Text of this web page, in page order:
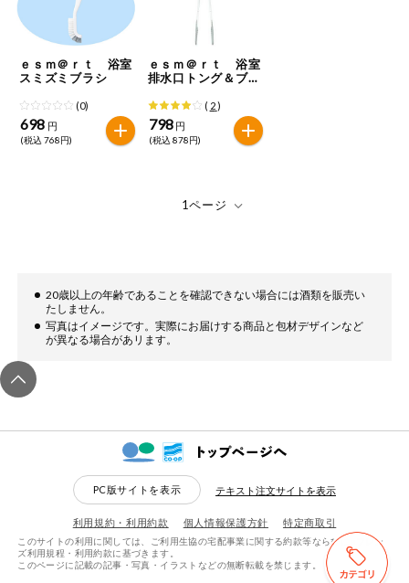
サプリメン
ト・栄養補助
食品
アレルゲン対
応
エシカル
年間登録米
リセットする 検索する
ｅｓｍ＠ｒｔ 浴室
スミズミブラシ
(0)
698 円
(税込 768円)
ｅｓｍ＠ｒｔ 浴室
排水口トング＆ブラ
( 2)
798 円
(税込 878円)
20歳以上の年齢であることを確認できない場合には酒類を販売い
たしません。
写真はイメージです。実際にお届けする商品と包材デザインなど
が異なる場合があリます。
PC版サイトを表示 テキスト注文サイトを表示
利用規約・利用約款 個人情報保護方針 特定商取引
このサイトの利用に関しては、ご利用生協の宅配事業に関する約款等ならびにeフレン
ズ利用規程・利用約款に基づきます。
このページに記載の記事・写真・イラストなどの無断転載を禁じます。